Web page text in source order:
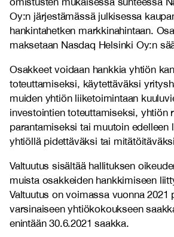
Oy:n järjestämässä julkisessa
hankintahetken markkinahintaan.
maksetaan Nasdaq Helsinki Oy:n
Osakkeet voidaan hankkia yhtiön
toteuttamiseksi, käytettäväksi
muiden yhtiön liiketoimintaan
investointien toteuttamiseksi, yhtiön
parantamiseksi tai muutoin edelleen
yhtiöllä pidettäväksi tai
Valtuutus sisältää hallituksen
muista osakkeiden hankkimiseen
Valtuutus on voimassa vuonna 2021
varsinaiseen yhtiökokoukseen
enintään 30.6.2021 saakka.